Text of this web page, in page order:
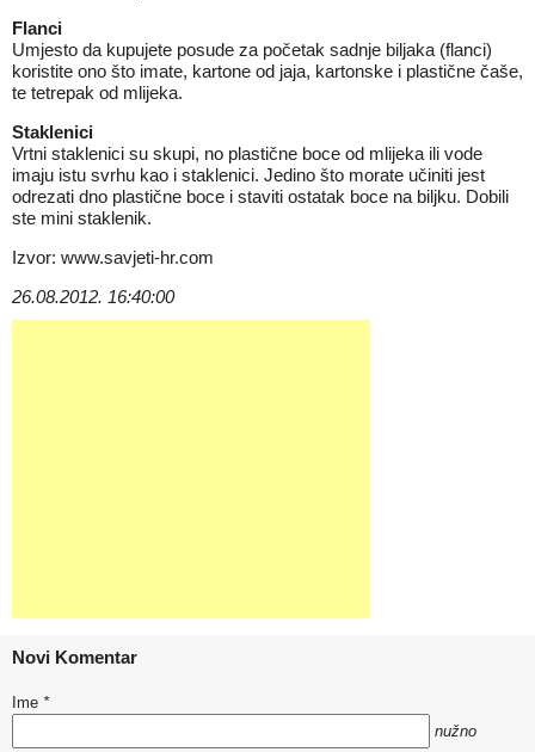
Flanci
Umjesto da kupujete posude za početak sadnje biljaka (flanci)
koristite ono što imate, kartone od jaja, kartonske i plastične čaše,
te tetrepak od mlijeka.
Staklenici
Vrtni staklenici su skupi, no plastične boce od mlijeka ili vode
imaju istu svrhu kao i staklenici. Jedino što morate učiniti jest
odrezati dno plastične boce i staviti ostatak boce na biljku. Dobili
ste mini staklenik.
Izvor: www.savjeti-hr.com
26.08.2012. 16:40:00
Novi Komentar
Ime *
nužno